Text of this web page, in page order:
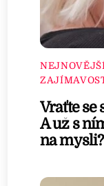
Vraťte se
A už s
na mysli?